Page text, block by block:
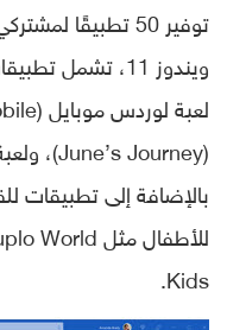
ويندوز 11،
Kids.